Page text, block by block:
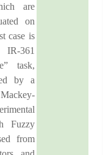
are
on
case is
361
task,
by a
Fuzzy
from